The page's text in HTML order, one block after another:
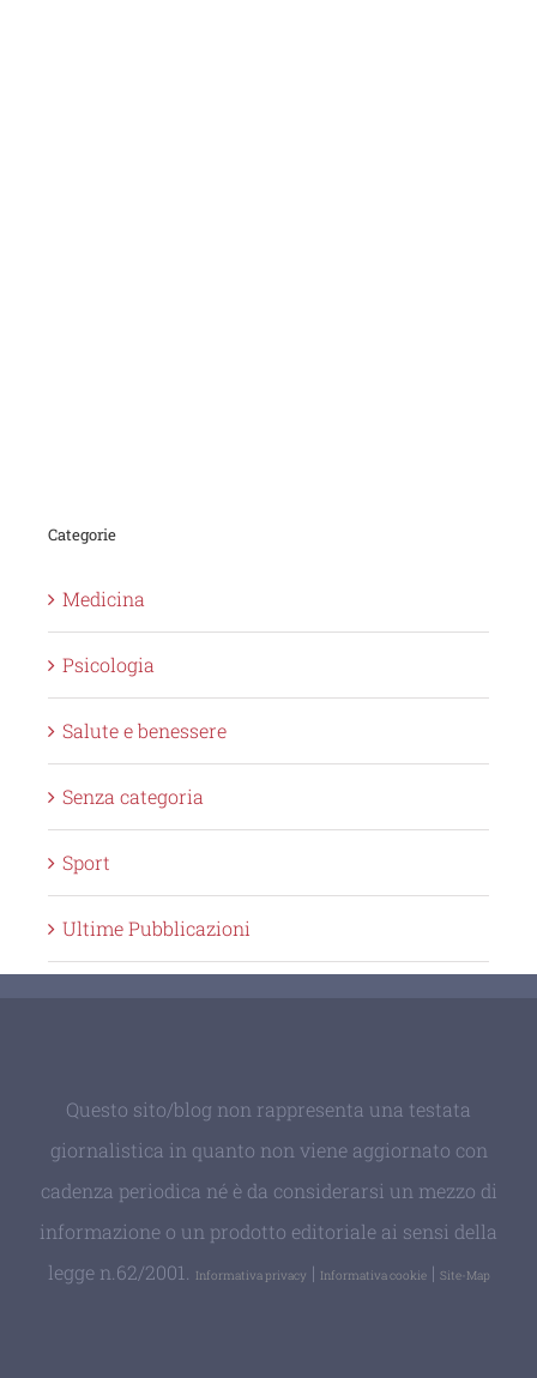
Categorie
Medicina
Psicologia
Salute e benessere
Senza categoria
Sport
Ultime Pubblicazioni
Questo sito/blog non rappresenta una testata
giornalistica in quanto non viene aggiornato con
cadenza periodica né è da considerarsi un mezzo di
informazione o un prodotto editoriale ai sensi della
legge n.62/2001.
Informativa privacy | Informativa cookie| Site-Map